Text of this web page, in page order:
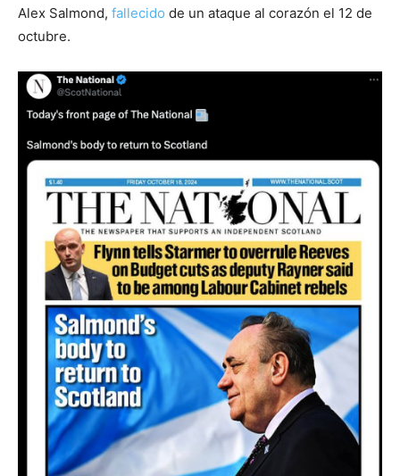
Alex Salmond, fallecido de un ataque al corazón el 12 de
octubre.